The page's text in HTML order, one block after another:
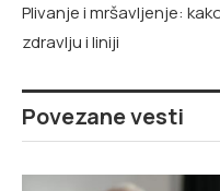
Plivanje i mršavljenje:
zdravlju i liniji
Povezane vesti